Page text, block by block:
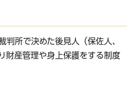
判所で決めた後見人（保佐人、
財産管理や身上保護をする制度